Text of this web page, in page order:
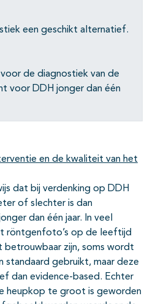
een geschikt alternatief.
de diagnostiek van de
voor DDH jonger dan één
en de kwaliteit van het
dat bij verdenking op DDH
of slechter is dan
dan één jaar. In veel
röntgenfoto’s op de leeftijd
betrouwbaar zijn, soms wordt
standaard gebruikt, maar deze
dan evidence-based. Echter
heupkop te groot is geworden